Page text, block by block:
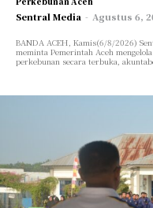
Sentral Media - Agustus 6,
BANDA ACEH, Kamis(6/8/2026)
meminta Pemerintah Aceh
perkebunan secara terbuka,